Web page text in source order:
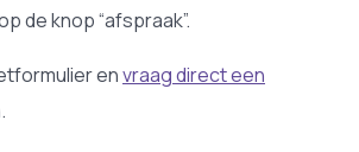
de knop “afspraak”.
envraag direct een